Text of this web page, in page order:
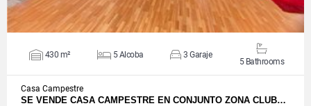
430 m² 5 Alcoba 3 Garaje
5 Bathrooms
Casa Campestre
SE VENDE CASA CAMPESTRE EN CONJUNTO ZONA CLUB…